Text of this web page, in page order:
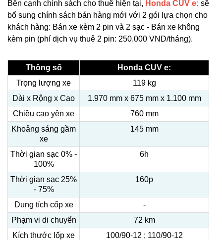
Bên cạnh chính sách cho thuê hiện tại, Honda CUV e: sẽ
bổ sung chính sách bán hàng mới với 2 gói lựa chọn cho
khách hàng: Bán xe kèm 2 pin và 2 sạc - Bán xe không
kèm pin (phí dịch vụ thuê 2 pin: 250.000 VND/tháng).
Thông số
Honda CUV e:
Trọng lượng xe
119 kg
Dài x Rộng x Cao
1.970 mm x 675 mm x 1.100 mm
Chiều cao yên xe
760 mm
Khoảng sáng gầm
xe
145 mm
Thời gian sạc 0% -
100%
6h
Thời gian sạc 25%
- 75%
160p
Dung tích cốp xe
-
Phạm vi di chuyển
72 km
Kích thước lốp xe
100/90-12 ; 110/90-12